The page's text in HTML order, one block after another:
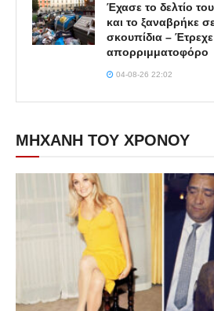
Έχασε το δελτίο
και το ξαναβρήκε
σκουπίδια –
απορριμματοφόρο
04-08-26 22:02
ΜΗΧΑΝΗ ΤΟΥ ΧΡΟΝΟΥ